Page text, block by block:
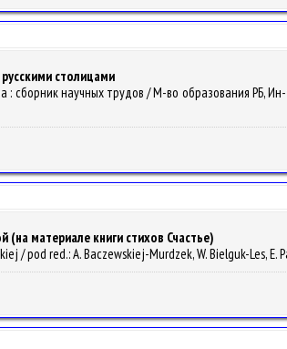
столицами
: сборник научных трудов / М-во образования РБ,
(на материале книги стихов Счастье)
pod red.: A. Baczewskiej-Murdzek, W. Bielguk-Les, E.